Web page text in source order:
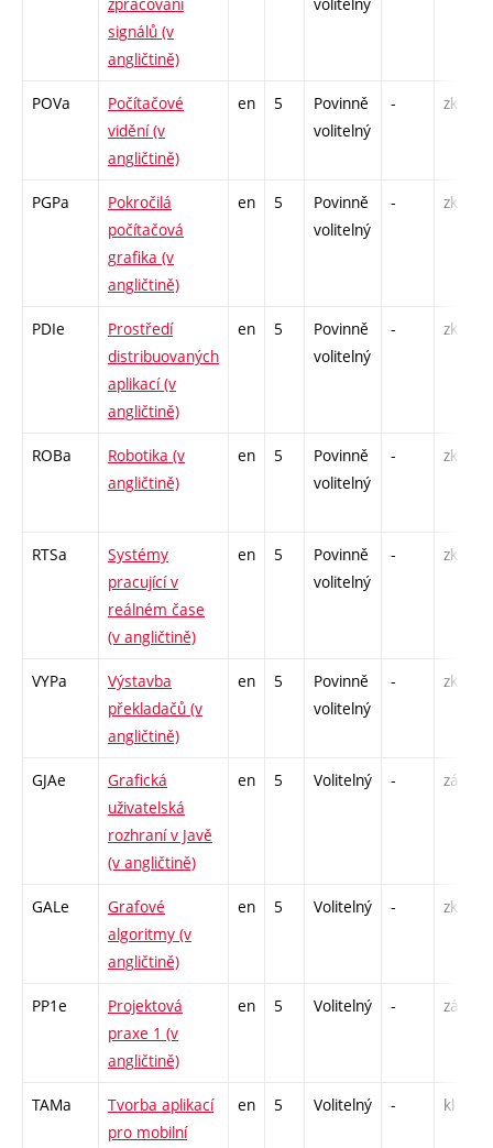
signálů (v
angličtině)
POVa
Počítačové
vidění (v
angličtině)
en 5
Povinně
volitelný
- zk
PGPa
Pokročilá
počítačová
grafika (v
angličtině)
en 5
Povinně
volitelný
- zk
PDIe
Prostředí
distribuovaných
aplikací (v
angličtině)
en 5
Povinně
volitelný
- zk
ROBa
Robotika (v
angličtině)
en 5
Povinně
volitelný
- zk
RTSa
Systémy
pracující v
reálném čase
(v angličtině)
en 5
Povinně
volitelný
- zk
VYPa
Výstavba
překladačů (v
angličtině)
en 5
Povinně
volitelný
- zk
GJAe
Grafická
uživatelská
rozhraní v Javě
(v angličtině)
en 5 Volitelný - zá,zk
GALe
Grafové
algoritmy (v
angličtině)
en 5 Volitelný - zk
PP1e
Projektová
praxe 1 (v
angličtině)
en 5 Volitelný - zá
TAMa
Tvorba aplikací
pro mobilní
en 5 Volitelný - kl